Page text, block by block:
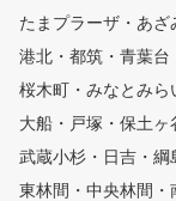
たまプラーザ・あざ
港北・都筑・青葉台
桜木町・みなとみら
大船・戸塚・保土ヶ
武蔵小杉・日吉・綱
東林間・中央林間・